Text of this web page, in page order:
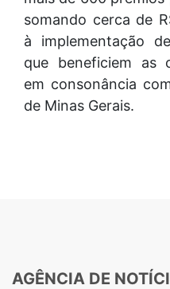
somando cerca de
à implementação
que beneficiem as
em consonância
de Minas Gerais.
AGÊNCIA DE